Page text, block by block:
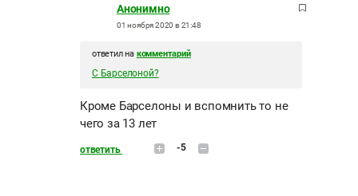
Анонимно
01 ноября 2020 в 21:48
ответил на комментарий
С Барселоной?
Кроме Барселоны и вспомнить то не
чего за 13 лет
ответить -5